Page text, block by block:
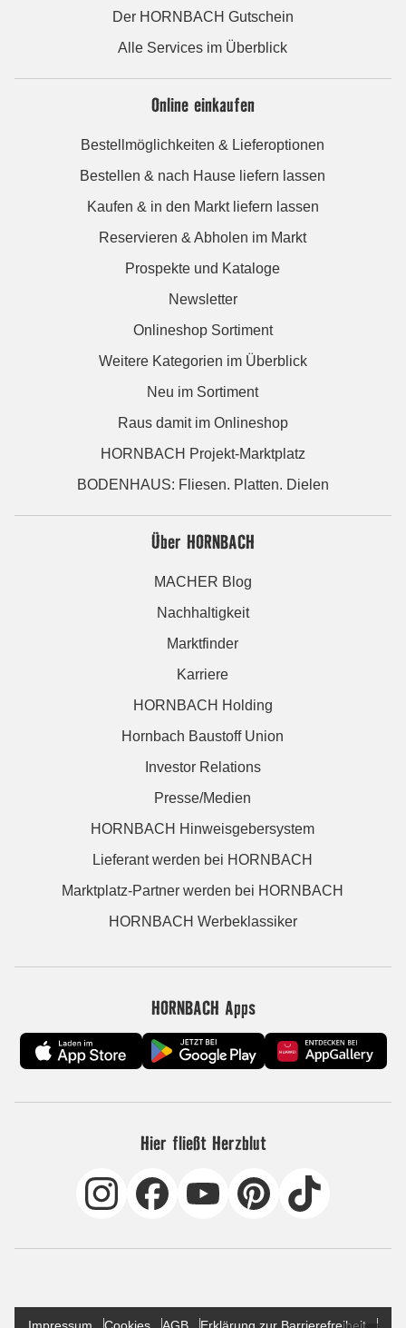
Der HORNBACH Gutschein
Alle Services im Überblick
Online einkaufen
Bestellmöglichkeiten & Lieferoptionen
Bestellen & nach Hause liefern lassen
Kaufen & in den Markt liefern lassen
Reservieren & Abholen im Markt
Prospekte und Kataloge
Newsletter
Onlineshop Sortiment
Weitere Kategorien im Überblick
Neu im Sortiment
Raus damit im Onlineshop
HORNBACH Projekt-Marktplatz
BODENHAUS: Fliesen. Platten. Dielen
Über HORNBACH
MACHER Blog
Nachhaltigkeit
Marktfinder
Karriere
HORNBACH Holding
Hornbach Baustoff Union
Investor Relations
Presse/Medien
HORNBACH Hinweisgebersystem
Lieferant werden bei HORNBACH
Marktplatz-Partner werden bei HORNBACH
HORNBACH Werbeklassiker
HORNBACH Apps
Hier fließt Herzblut